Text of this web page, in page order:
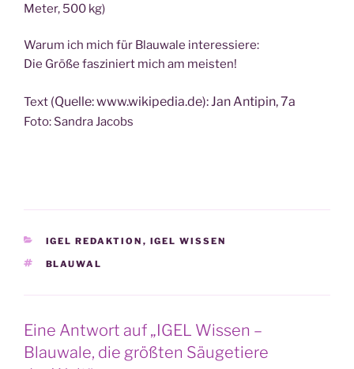
Meter, 500 kg)
War­um ich mich für Blau­wa­le interessiere:
Die Grö­ße fas­zi­niert mich am meisten!
Text (Quel­le: www.wikipedia.de): Jan Anti­pin, 7a
Foto: San­dra Jacobs
KATEGORIEN
IGEL REDAKTION , IGEL WISSEN
SCHLAGWÖRTER
BLAUWAL
Eine Antwort auf „IGEL Wissen –
Blauwale, die größten Säugetiere